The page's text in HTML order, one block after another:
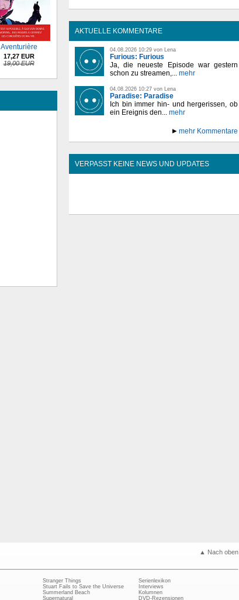
Aventurière
17,27 EUR
19,00 EUR
AKTUELLE KOMMENTARE
04.08.2026 10:29 von Lena
Furious: Furious
Ja, die neueste Episode war gestern
schon zu streamen,... mehr
04.08.2026 10:27 von Lena
Paradise: Paradise
Ich bin immer hin- und hergerissen, ob
ein Ereignis den... mehr
mehr Kommentare
VERPASST KEINE NEWS UND UPDATES
▲ Nach oben
Stranger Things
Stuart Fails to Save the Universe
Summerland Beach
Supernatural
Serienlexikon
Interviews
Kolumnen
DVD-Rezensionen